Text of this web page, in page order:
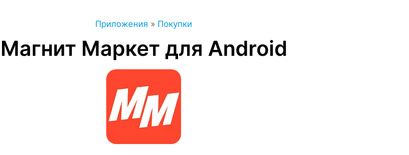
Приложения » Покупки
Магнит Маркет для Android